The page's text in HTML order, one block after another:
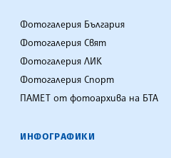
Фотогалерия България
Фотогалерия Свят
Фотогалерия ЛИК
Фотогалерия Спорт
ПАМЕТ от фотоархива на БТА
ИНФОГРАФИКИ